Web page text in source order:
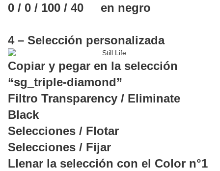
0 / 0 / 100 / 40 en negro
4 – Selección personalizada
Copiar y pegar en la selección
“sg_triple-diamond”
Filtro Transparency / Eliminate
Black
Selecciones / Flotar
Selecciones / Fijar
Llenar la selección con el Color n°1